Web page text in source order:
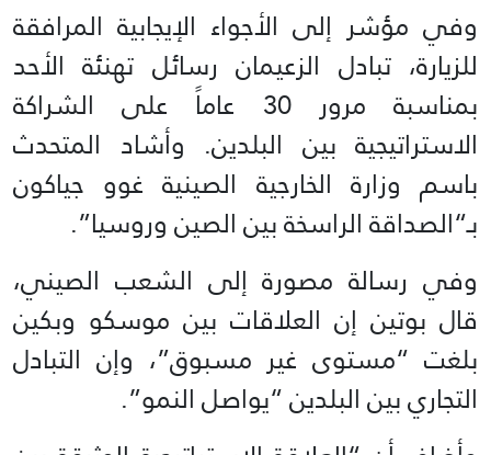
وفي مؤشر إلى الأجواء الإيجابية المرافقة
للزيارة، تبادل الزعيمان رسائل تهنئة الأحد
بمناسبة مرور 30 عاماً على الشراكة
الاستراتيجية بين البلدين. وأشاد المتحدث
باسم وزارة الخارجية الصينية غوو جياكون
بـ“الصداقة الراسخة بين الصين وروسيا”.
وفي رسالة مصورة إلى الشعب الصيني،
قال بوتين إن العلاقات بين موسكو وبكين
بلغت “مستوى غير مسبوق”، وإن التبادل
التجاري بين البلدين “يواصل النمو”.